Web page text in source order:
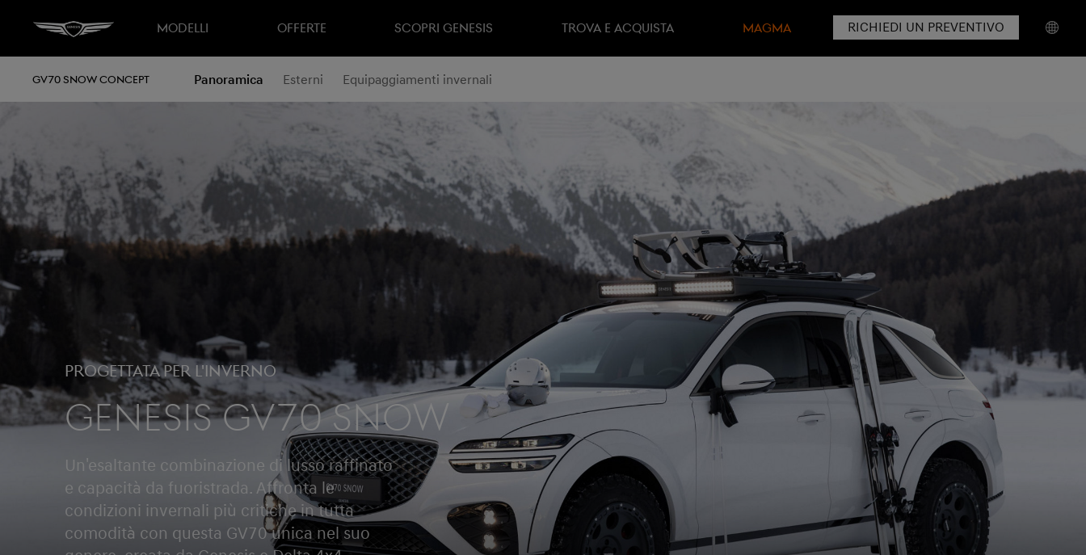
MODELLI OFFERTE SCOPRI GENESIS TROVA E ACQUISTA MAGMA RICHIEDI UN PREVENTIVO
GV70 SNOW CONCEPT Panoramica Esterni Equipaggiamenti invernali
PROGETTATA PER L'INVERNO
GENESIS GV70 SNOW
Un'esaltante combinazione di lusso raffinato
e capacità da fuoristrada. Affronta le
condizioni invernali più critiche in tutta
comodità con questa GV70 unica nel suo